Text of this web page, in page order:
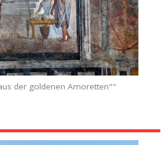
der goldenen Amoretten""